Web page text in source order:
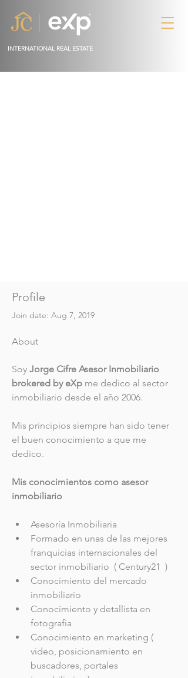
INTERNATIONAL REAL ESTATE
Profile
Join date: Aug 7, 2019
About
Soy Jorge Cifre Asesor Inmobiliario
brokered by eXp me dedico al sector
inmobiliario desde el año 2006.
Mis principios siempre han sido tener
el buen conocimiento a que me
dedico.
Mis conocimientos como asesor
inmobiliario
Asesoría Inmobiliaria
Formado en unas de las mejores
franquicias internacionales del
sector inmobiliario  ( Century21  )
Conocimiento del mercado
inmobiliario
Conocimiento y detallista en
fotografía
Conocimiento en marketing (
video, posicionamiento en
buscadores, portales